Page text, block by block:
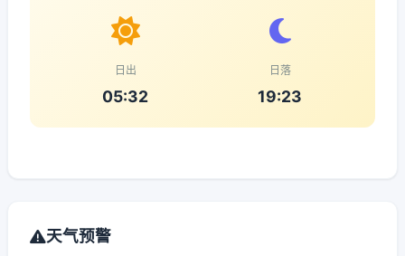
日出
05:32
日落
19:23
天气预警